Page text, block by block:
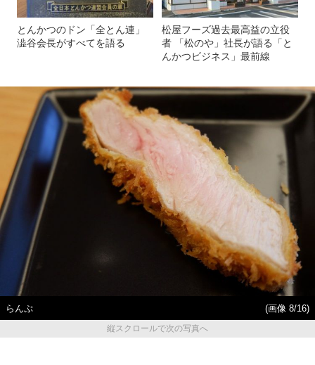
とんかつのドン「全とん連」
澁谷会長がすべてを語る
松屋フーズ過去最高益の立役
者 「松のや」社長が語る「と
んかつビジネス」最前線
らんぷ
(画像 8/16)
縦スクロールで次の写真へ